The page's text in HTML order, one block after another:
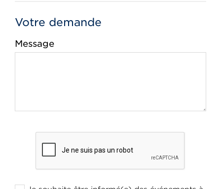
Votre demande
Message